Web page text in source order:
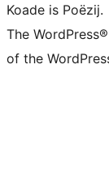
Koade is Poëzij.
The
of the